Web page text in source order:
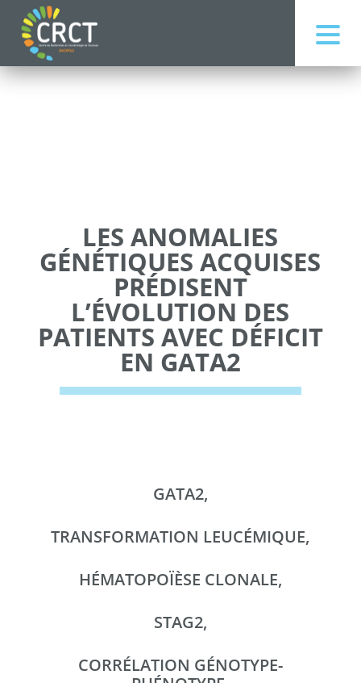
LES ANOMALIES
GÉNÉTIQUES ACQUISES
PRÉDISENT
L’ÉVOLUTION DES
PATIENTS AVEC DÉFICIT
EN GATA2
GATA2,
TRANSFORMATION LEUCÉMIQUE,
HÉMATOPOÏÈSE CLONALE,
STAG2,
CORRÉLATION GÉNOTYPE-